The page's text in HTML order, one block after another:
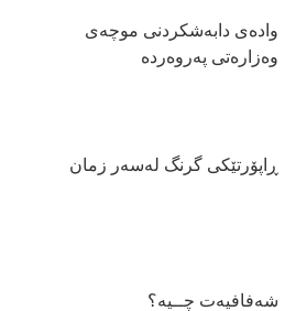
وادەی دابەشكردنی موچەی
وەزارەتی پەروەردە
ڕاپۆرتێكی گرنگ لەسەر زمان
شەفافیەت چــیە؟